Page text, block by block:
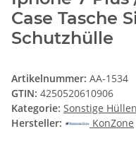
Case Tasche
Schutzhülle
Artikelnummer: AA-1534
GTIN: 4250520610906
Kategorie: Sonstige Hüllen
Hersteller:
KonZone